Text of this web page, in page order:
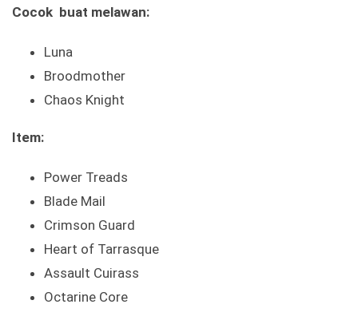
Cocok buat melawan:
Luna
Broodmother
Chaos Knight
Item:
Power Treads
Blade Mail
Crimson Guard
Heart of Tarrasque
Assault Cuirass
Octarine Core